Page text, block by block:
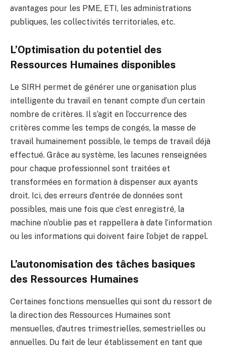
avantages pour les PME, ETI, les administrations
publiques, les collectivités territoriales, etc.
L’Optimisation du potentiel des
Ressources Humaines disponibles
Le SIRH permet de générer une organisation plus
intelligente du travail en tenant compte d’un certain
nombre de critères. Il s’agit en l’occurrence des
critères comme les temps de congés, la masse de
travail humainement possible, le temps de travail déjà
effectué. Grâce au système, les lacunes renseignées
pour chaque professionnel sont traitées et
transformées en formation à dispenser aux ayants
droit. Ici, des erreurs d’entrée de données sont
possibles, mais une fois que c’est enregistré, la
machine n’oublie pas et rappellera à date l’information
ou les informations qui doivent faire l’objet de rappel.
L’autonomisation des tâches basiques
des Ressources Humaines
Certaines fonctions mensuelles qui sont du ressort de
la direction des Ressources Humaines sont
mensuelles, d’autres trimestrielles, semestrielles ou
annuelles. Du fait de leur établissement en tant que